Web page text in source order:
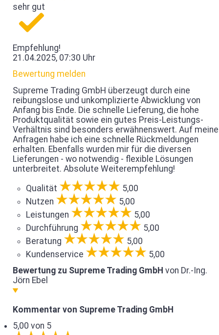
sehr gut
Empfehlung!
21.04.2025, 07:30 Uhr
Bewertung melden
Supreme Trading GmbH überzeugt durch eine
reibungslose und unkomplizierte Abwicklung von
Anfang bis Ende. Die schnelle Lieferung, die hohe
Produktqualität sowie ein gutes Preis-Leistungs-
Verhältnis sind besonders erwähnenswert. Auf meine
Anfragen habe ich eine schnelle Rückmeldungen
erhalten. Ebenfalls wurden mir für die diversen
Lieferungen - wo notwendig - flexible Lösungen
unterbreitet. Absolute Weiterempfehlung!
Qualität
5,00
Nutzen
5,00
Leistungen
5,00
Durchführung
5,00
Beratung
5,00
Kundenservice
5,00
Bewertung zu Supreme Trading GmbH von Dr.-Ing.
Jörn Ebel
Kommentar von Supreme Trading GmbH
5,00 von 5